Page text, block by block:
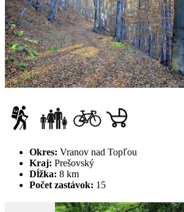
Okres: Vranov nad Topľou
Kraj: Prešovský
Dĺžka: 8 km
Počet zastávok: 15